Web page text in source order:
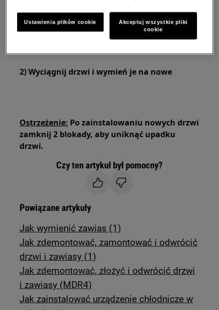
JAK WYMIENIĆ DRZWI
1) Docisnąć drzwi ryglujące po obu stronach
2) Wyciągnij drzwi i wymień je na nowe
Ostrzeżenie: Po zainstalowaniu nowych drzwi
zamknij 2 blokady, aby uniknąć upadku
drzwi.
Czy ten artykuł był pomocny?
Powiązane artykuły
Jak wymienić zawias (1)
Jak zdemontować, zamontować i odwrócić
drzwi i zawiasy (1)
Jak zdemontować, złożyć i odwrócić drzwi
i zawiasy (MDR4)
Jak zainstalować urządzenie chłodnicze w
Ustawienia plików cookie
Akceptuj wszystkie pliki
cookie